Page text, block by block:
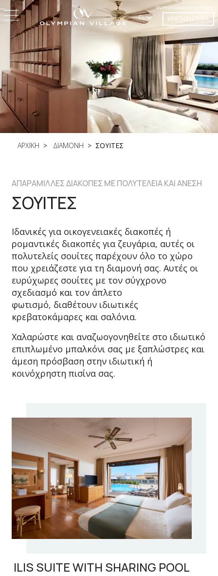
EL
ΚΡΆΤΗΣΗ ΔΩΜΑΤΊΟΥ & ΠΤΉΣΗΣ
ΚΡΑΤΗΣΗ ΤΩΡΑ
ΑΡΧΙΚΗ ΔΙΑΜΟΝΗ ΣΟΥΙΤΕΣ
ΑΠΑΡΑΜΙΛΛΕΣ ΔΙΑΚΟΠΕΣ ΜΕ ΠΟΛΥΤΕΛΕΙΑ ΚΑΙ ΑΝΕΣΗ
ΣΟΥΙΤΕΣ
Ιδανικές για οικογενειακές διακοπές ή
ρομαντικές διακοπές για ζευγάρια, αυτές οι
πολυτελείς σουίτες παρέχουν όλο το χώρο
που χρειάζεστε για τη διαμονή σας. Αυτές οι
ευρύχωρες σουίτες με τον σύγχρονο
σχεδιασμό και τον άπλετο
φωτισμό, διαθέτουν ιδιωτικές
κρεβατοκάμαρες και σαλόνια.
Χαλαρώστε και αναζωογονηθείτε στο ιδιωτικό
επιπλωμένο μπαλκόνι σας με ξαπλώστρες και
άμεση πρόσβαση στην ιδιωτική ή
κοινόχρηστη πισίνα σας.
ILIS SUITE WITH SHARING POOL